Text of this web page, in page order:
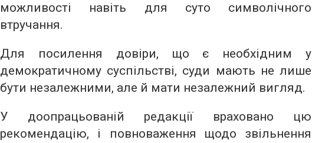
можливості навіть для суто символічного
втручання.
Для посилення довіри, що є необхідним у
демократичному суспільстві, суди мають не лише
бути незалежними, але й мати незалежний вигляд.
У доопрацьованій редакції враховано цю
рекомендацію, і повноваження щодо звільнення